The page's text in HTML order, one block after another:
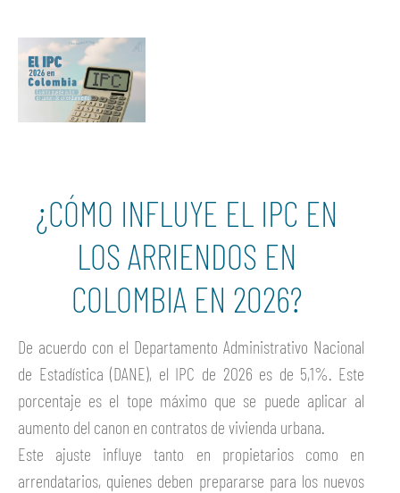
¿CÓMO INFLUYE EL IPC EN
LOS ARRIENDOS EN
COLOMBIA EN 2026?
De acuerdo con el Departamento Administrativo Nacional
de Estadística (DANE), el IPC de 2026 es de 5,1%. Este
porcentaje es el tope máximo que se puede aplicar al
aumento del canon en contratos de vivienda urbana.
Este ajuste influye tanto en propietarios como en
arrendatarios, quienes deben prepararse para los nuevos